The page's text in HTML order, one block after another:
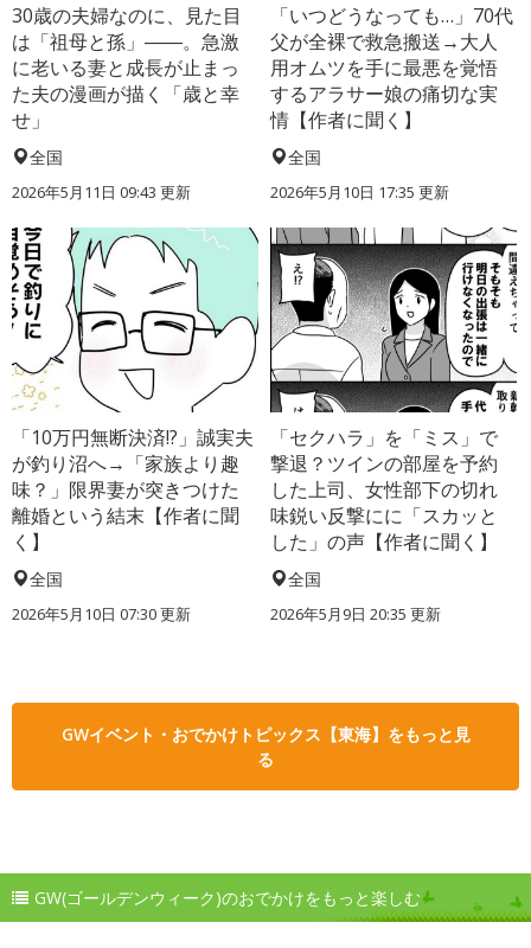
30歳の夫婦なのに、見た目
は「祖母と孫」――。急激
に老いる妻と成長が止まっ
た夫の漫画が描く「歳と幸
せ」
全国
2026年5月11日 09:43 更新
「いつどうなっても…」70代
父が全裸で救急搬送→大人
用オムツを手に最悪を覚悟
するアラサー娘の痛切な実
情【作者に聞く】
全国
2026年5月10日 17:35 更新
「10万円無断決済!?」誠実夫
が釣り沼へ→「家族より趣
味？」限界妻が突きつけた
離婚という結末【作者に聞
く】
全国
2026年5月10日 07:30 更新
「セクハラ」を「ミス」で
撃退？ツインの部屋を予約
した上司、女性部下の切れ
味鋭い反撃にに「スカッと
した」の声【作者に聞く】
全国
2026年5月9日 20:35 更新
GWイベント・おでかけトピックス【東海】をもっと見
る
GW(ゴールデンウィーク)のおでかけをもっと楽しむ